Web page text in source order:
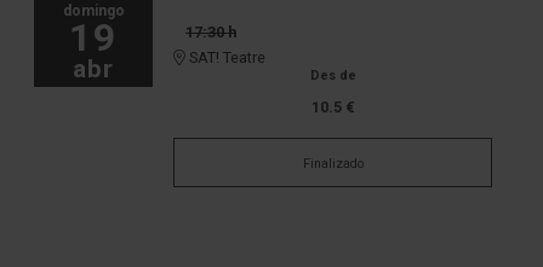
domingo
19
abr
17:30 h
SAT! Teatre
Des de
10.5 €
Finalizado